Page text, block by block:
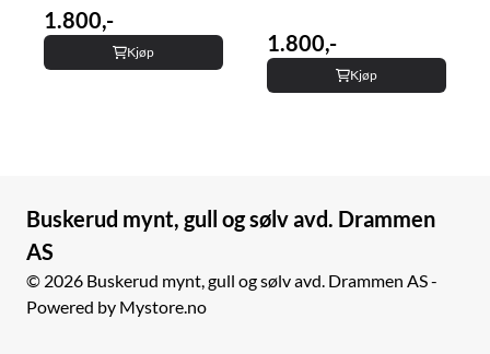
1.800,-
Kjøp 1.800,-
Kjøp
Buskerud mynt, gull og sølv avd. Drammen
AS
© 2026 Buskerud mynt, gull og sølv avd. Drammen AS -
Powered by Mystore.no